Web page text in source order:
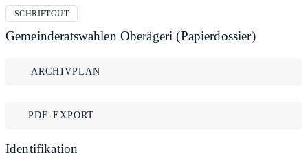
SCHRIFTGUT
Gemeinderatswahlen Oberägeri (Papierdossier)
ARCHIVPLAN
PDF-EXPORT
Identifikation